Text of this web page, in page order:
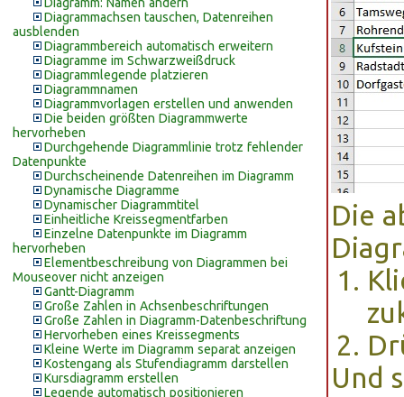
Diagrammachsen tauschen, Datenreihen
ausblenden
Diagrammbereich automatisch erweitern
Diagramme im Schwarzweißdruck
Diagrammlegende platzieren
Diagrammnamen
Diagrammvorlagen erstellen und anwenden
Die beiden größten Diagrammwerte
hervorheben
Durchgehende Diagrammlinie trotz fehlender
Datenpunkte
Durchscheinende Datenreihen im Diagramm
Dynamische Diagramme
Dynamischer Diagrammtitel
Einheitliche Kreissegmentfarben
Einzelne Datenpunkte im Diagramm
hervorheben
Elementbeschreibung von Diagrammen bei
Mouseover nicht anzeigen
Gantt-Diagramm
Große Zahlen in Achsenbeschriftungen
Große Zahlen in Diagramm-Datenbeschriftung
Hervorheben eines Kreissegments
Kleine Werte im Diagramm separat anzeigen
Kostengang als Stufendiagramm darstellen
Kursdiagramm erstellen
Legende automatisch positionieren
Die
Und